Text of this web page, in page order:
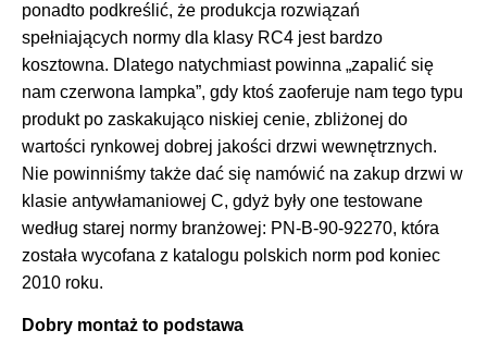
ponadto podkreślić, że produkcja rozwiązań
spełniających normy dla klasy RC4 jest bardzo
kosztowna. Dlatego natychmiast powinna „zapalić się
nam czerwona lampka”, gdy ktoś zaoferuje nam tego typu
produkt po zaskakująco niskiej cenie, zbliżonej do
wartości rynkowej dobrej jakości drzwi wewnętrznych.
Nie powinniśmy także dać się namówić na zakup drzwi w
klasie antywłamaniowej C, gdyż były one testowane
według starej normy branżowej: PN-B-90-92270, która
została wycofana z katalogu polskich norm pod koniec
2010 roku.
Dobry montaż to podstawa